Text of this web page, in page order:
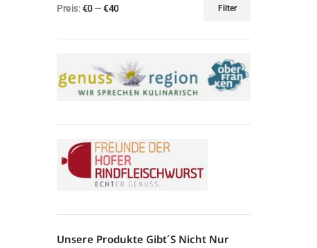
Preis
Preis
Filter
Preis:€0—€40
Unsere Produkte Gibt´s Nicht Nur